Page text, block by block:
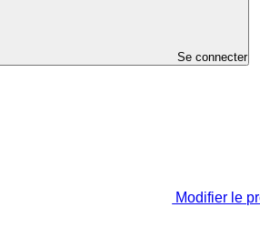
Se connecter
Modifier le